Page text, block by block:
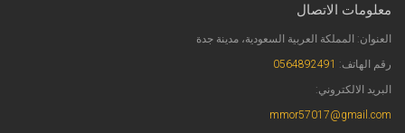
معلومات الاتصال
العنوان: المملكة العربية السعودية، مدينة جدة
رقم الهاتف: 0564892491
البريد الالكتروني:
mmor57017@gmail.com